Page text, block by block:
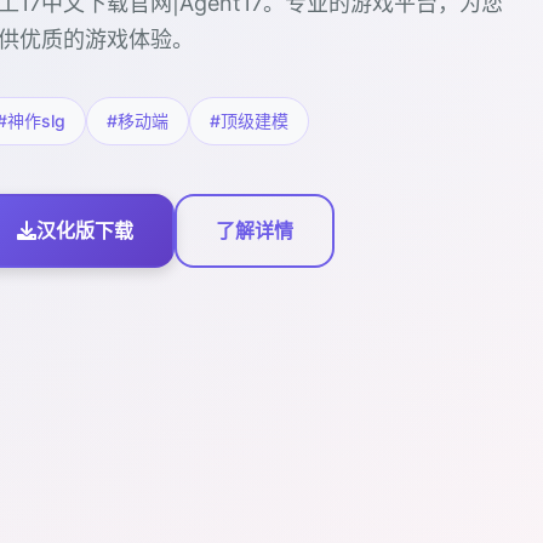
优质的游戏体验。
神作slg #移动端 #顶级建模
汉化版下载 了解详情